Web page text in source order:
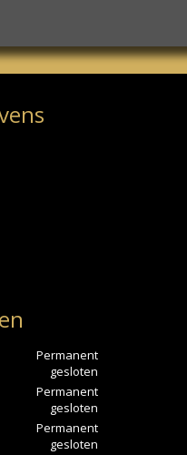
Permanent
gesloten
Permanent
gesloten
Permanent
gesloten